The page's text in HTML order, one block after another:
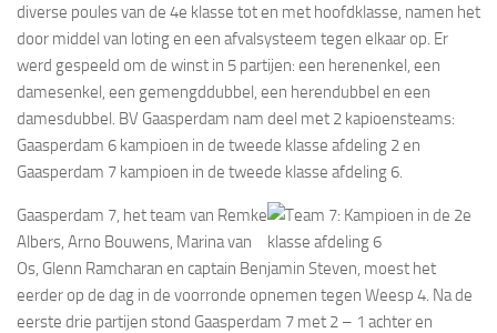
diverse poules van de 4e klasse tot en met hoofdklasse, namen het
door middel van loting en een afvalsysteem tegen elkaar op. Er
werd gespeeld om de winst in 5 partijen: een herenenkel, een
damesenkel, een gemengddubbel, een herendubbel en een
damesdubbel. BV Gaasperdam nam deel met 2 kapioensteams:
Gaasperdam 6 kampioen in de tweede klasse afdeling 2 en
Gaasperdam 7 kampioen in de tweede klasse afdeling 6.
Gaasperdam 7, het team van Remke
Albers, Arno Bouwens, Marina van
Os, Glenn Ramcharan en captain Benjamin Steven, moest het
eerder op de dag in de voorronde opnemen tegen Weesp 4. Na de
eerste drie partijen stond Gaasperdam 7 met 2 – 1 achter en